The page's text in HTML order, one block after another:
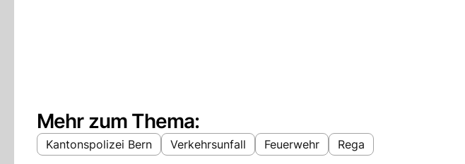
Mehr zum Thema:
Kantonspolizei Bern Verkehrsunfall Feuerwehr Rega